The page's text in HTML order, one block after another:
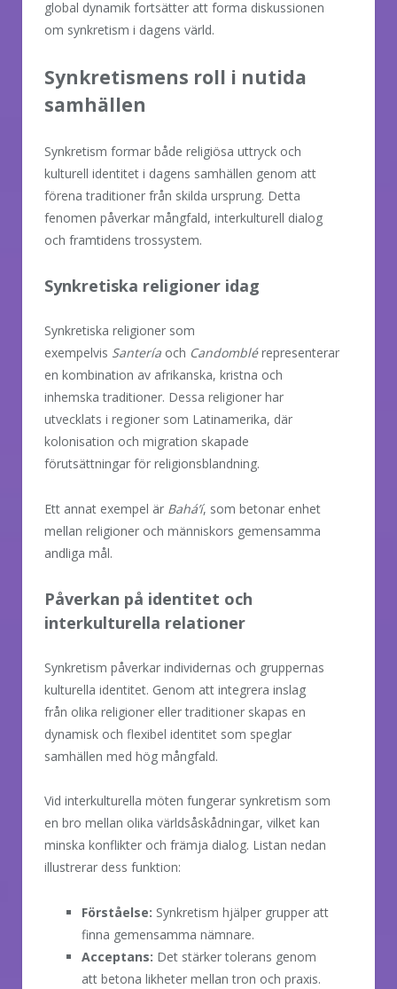
global dynamik fortsätter att forma diskussionen
om synkretism i dagens värld.
Synkretismens roll i nutida
samhällen
Synkretism formar både religiösa uttryck och
kulturell identitet i dagens samhällen genom att
förena traditioner från skilda ursprung. Detta
fenomen påverkar mångfald, interkulturell dialog
och framtidens trossystem.
Synkretiska religioner idag
Synkretiska religioner som
exempelvis Santería och Candomblérepresenterar
en kombination av afrikanska, kristna och
inhemska traditioner. Dessa religioner har
utvecklats i regioner som Latinamerika, där
kolonisation och migration skapade
förutsättningar för religionsblandning.
Ett annat exempel är Bahá’í, som betonar enhet
mellan religioner och människors gemensamma
andliga mål.
Påverkan på identitet och
interkulturella relationer
Synkretism påverkar individernas och gruppernas
kulturella identitet. Genom att integrera inslag
från olika religioner eller traditioner skapas en
dynamisk och flexibel identitet som speglar
samhällen med hög mångfald.
Vid interkulturella möten fungerar synkretism som
en bro mellan olika världsåskådningar, vilket kan
minska konflikter och främja dialog. Listan nedan
illustrerar dess funktion:
Förståelse: Synkretism hjälper grupper att
finna gemensamma nämnare.
Acceptans: Det stärker tolerans genom
att betona likheter mellan tron och praxis.